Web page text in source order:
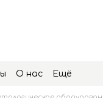
О нас Ещё